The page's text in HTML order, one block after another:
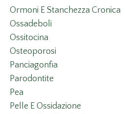
Ormoni E Stanchezza Cronica
Ossadeboli
Ossitocina
Osteoporosi
Panciagonfia
Parodontite
Pea
Pelle E Ossidazione